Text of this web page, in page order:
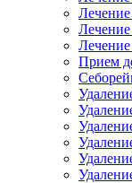
Лечение
Прием